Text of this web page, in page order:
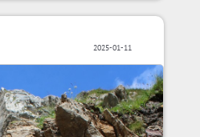
2025-01-11